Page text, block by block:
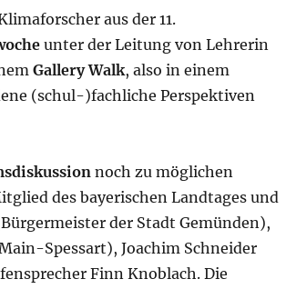
aus der 11.
unter der Leitung von Lehrerin
Gallery Walk, also in einem
(schul-)fachliche Perspektiven
noch zu möglichen
des bayerischen Landtages und
der Stadt Gemünden),
Spessart), Joachim Schneider
Finn Knoblach. Die